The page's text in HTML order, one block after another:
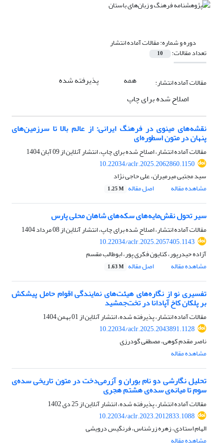
دوره و شماره:مقالات آماده انتشار
تعداد مقالات: 10
مقالات آماده انتشار: همه
پذیرفته شده
اصلاح شده برای چاپ
نقشه‌های مینوی در فرهنگ ایرانی: از عالم بالا تا سرزمین‌های
پنهان در متون اسطوره‌ای
مقالات آماده انتشار، اصلاح شده برای چاپ، انتشار آنلاین از09 آبان 1404
10.22034/aclr.2025.2062860.1150
سید مجتبی میرمیران، علی حاجی نژاد
مشاهده مقاله
اصل مقاله 1.25 M
سیر تحول نقش‌مایه‌های سکه‌های شاهان محلی پارس
مقالات آماده انتشار، اصلاح شده برای چاپ، انتشار آنلاین از08 مرداد 1404
10.22034/aclr.2025.2057405.1143
آزاده حیدرپور، کتایون فکری پور، ابوطالب مقسم
مشاهده مقاله
اصل مقاله 1.63 M
تفسیری نو از نگاره‌های هیئت‌های نمایندگی اقوام حامل پیشکش
بر پلکان کاخ آپادانا در تخت‌جمشید
مقالات آماده انتشار، پذیرفته شده، انتشار آنلاین از01 بهمن 1404
10.22034/aclr.2025.2043891.1128
ناصر مقدم کوهی، مصطفی گودرزی
مشاهده مقاله
تحلیل نگارشی دو نام بوران و آزرمی‌دخت در متون تاریخی سده‌ی
سوم تا میانه‌ی سده‌ی هشتم هجری
مقالات آماده انتشار، پذیرفته شده، انتشار آنلاین از25 دی 1402
10.22034/aclr.2023.2012833.1088
الهام استادی، زهره زرشناس، فرنگیس درویشی
مشاهده مقاله